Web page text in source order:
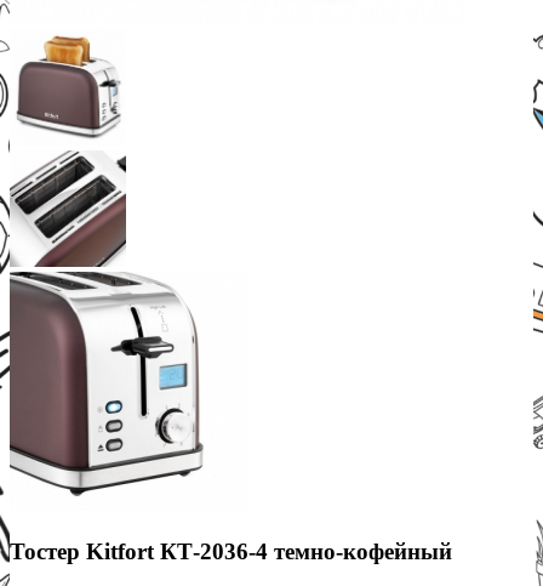
Тостер Kitfort КТ-2036-4 темно-кофейный